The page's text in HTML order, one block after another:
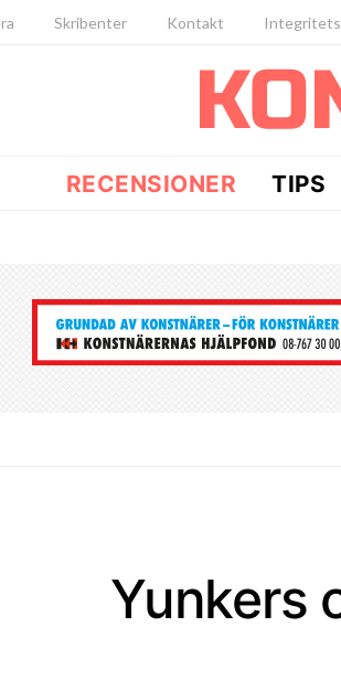
Skribenter Kontakt
RECENSIONER TIPS
Yunkers